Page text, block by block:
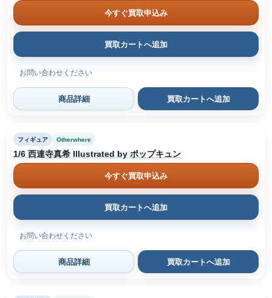
今すぐ買取申込み
買取カートへ追加
お問い合わせください
商品詳細 買取カートへ追加
フィギュア Otherwhere
1/6 西連寺真希 Illustrated by ポップキュン
今すぐ買取申込み
買取カートへ追加
お問い合わせください
商品詳細 買取カートへ追加